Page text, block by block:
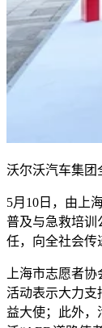
沃尔沃汽车集团
5月10日，由上
普及与急救培训
任，向全社会传
上海市志愿者
活动表示大力支
益大使；此外